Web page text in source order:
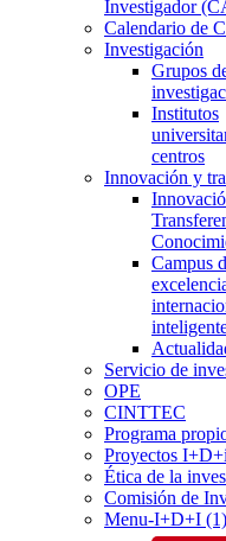
Investigador
Calendario de
Investigación
Grupos
Institutos
centros
Innovación y
Campus
Servicio de
OPE
CINTTEC
Programa
Proyectos I+D+i
Ética de la
Comisión de
Menu-I+D+I